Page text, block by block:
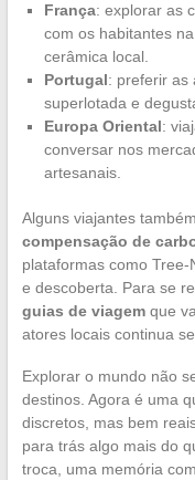
França: explorar as
com os habitantes
cerâmica local.
Portugal: preferir as
superlotada e
Europa Oriental:
conversar nos
artesanais.
Alguns viajantes
compensação de
plataformas como
e descoberta. Para se
guias de viagemque
atores locais continua
Explorar o mundo não
destinos. Agora é uma
discretos, mas bem
para trás algo mais do
troca, uma memória